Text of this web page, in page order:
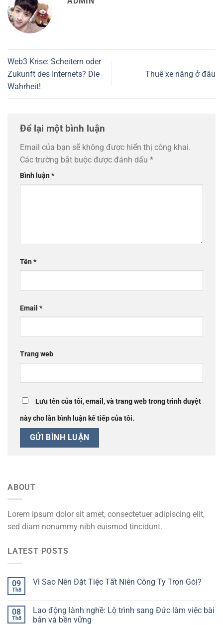
Web3 Krise: Scheitern oder
Zukunft des Internets? Die
Wahrheit!
Thuê xe nâng ở đâu
Để lại một bình luận
Email của bạn sẽ không được hiển thị công khai.
Các trường bắt buộc được đánh dấu *
Bình luận*
Tên*
Email *
Trang web
Lưu tên của tôi, email, và trang web trong trình duyệt
này cho lần bình luận kế tiếp của tôi.
ABOUT
Lorem ipsum dolor sit amet, consectetuer adipiscing elit,
sed diam nonummy nibh euismod tincidunt.
LATEST POSTS
09
Th8
Vì Sao Nên Đặt Tiệc Tất Niên Công Ty Trọn Gói?
08
Th8
Lao động lành nghề: Lộ trình sang Đức làm việc bài
bản và bền vững